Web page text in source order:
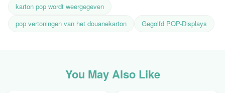
karton pop wordt weergegeven
pop vertoningen van het douanekarton
Gegolfd POP-Displays
You May Also Like